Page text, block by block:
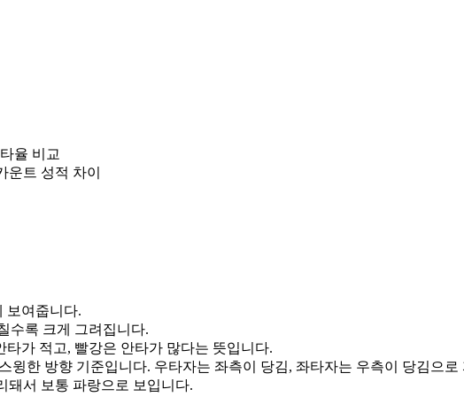
율 비교
트 성적 차이
보여줍니다.
수록 크게 그려집니다.
가 적고, 빨강은 안타가 많다는 뜻입니다.
윙한 방향 기준입니다. 우타자는 좌측이 당김, 좌타자는 우측이 당김으로
돼서 보통 파랑으로 보입니다.